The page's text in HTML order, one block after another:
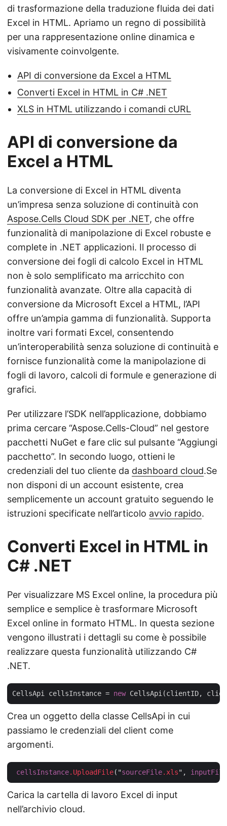
di trasformazione della traduzione fluida dei dati
Excel in HTML. Apriamo un regno di possibilità
per una rappresentazione online dinamica e
visivamente coinvolgente.
API di conversione da Excel a HTML
Converti Excel in HTML in C# .NET
XLS in HTML utilizzando i comandi cURL
API di conversione da
Excel a HTML
La conversione di Excel in HTML diventa
un’impresa senza soluzione di continuità con
Aspose.Cells Cloud SDK per .NET, che offre
funzionalità di manipolazione di Excel robuste e
complete in .NET applicazioni. Il processo di
conversione dei fogli di calcolo Excel in HTML
non è solo semplificato ma arricchito con
funzionalità avanzate. Oltre alla capacità di
conversione da Microsoft Excel a HTML, l’API
offre un’ampia gamma di funzionalità. Supporta
inoltre vari formati Excel, consentendo
un’interoperabilità senza soluzione di continuità e
fornisce funzionalità come la manipolazione di
fogli di lavoro, calcoli di formule e generazione di
grafici.
Per utilizzare l’SDK nell’applicazione, dobbiamo
prima cercare “Aspose.Cells-Cloud” nel gestore
pacchetti NuGet e fare clic sul pulsante “Aggiungi
pacchetto”. In secondo luogo, ottieni le
credenziali del tuo cliente da dashboard cloud.Se
non disponi di un account esistente, crea
semplicemente un account gratuito seguendo le
istruzioni specificate nell’articolo avvio rapido.
Converti Excel in HTML in
C# .NET
Per visualizzare MS Excel online, la procedura più
semplice e semplice è trasformare Microsoft
Excel online in formato HTML. In questa sezione
vengono illustrati i dettagli su come è possibile
realizzare questa funzionalità utilizzando C#
.NET.
CellsApi cellsInstance = new
Crea un oggetto della classe CellsApi in cui
passiamo le credenziali del client come
argomenti.
cellsInstance.UploadFile("sourceFile.xls", inputFile
Carica la cartella di lavoro Excel di input
nell’archivio cloud.